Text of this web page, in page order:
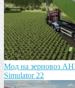
Мод на зeрновоз
Simulator 22